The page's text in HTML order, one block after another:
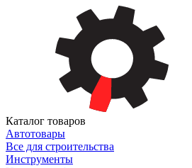
Каталог товаров
Автотовары
Все для строительства
Инструменты